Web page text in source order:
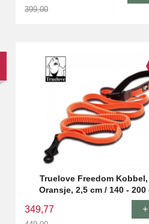
399,00
Truelove Freedom Kobbel,
Oransje, 2,5 cm / 140 - 200
349,77